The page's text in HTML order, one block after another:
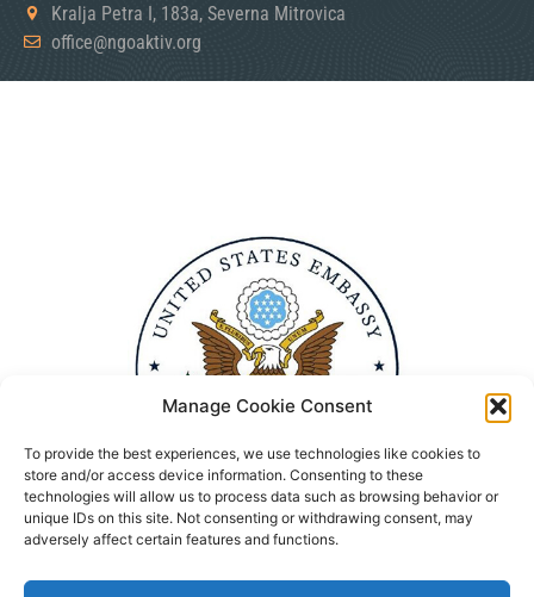
Manage Cookie Consent
To provide the best experiences, we use technologies like cookies to
store and/or access device information. Consenting to these
technologies will allow us to process data such as browsing behavior or
unique IDs on this site. Not consenting or withdrawing consent, may
adversely affect certain features and functions.
Kralja Petra I, 183a, Severna Mitrovica
office@ngoaktiv.org